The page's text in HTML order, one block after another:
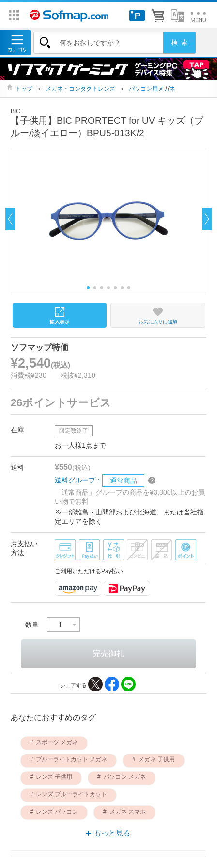
トップ ＞ メガネ・コンタクトレンズ ＞ パソコン用メガネ
BIC
【子供用】BIC PRORTECT for UV キッズ（ブ
ルー/淡イエロー）BPU5-013K/2
お気に入りに追加
ソフマップ特価
¥2,540(税込)
消費税¥230 税抜¥2,310
26ポイントサービス
在庫 限定数終了
お一人様1点まで
送料 ¥550(税込)
送料グループ：
通常商品
「通常商品」グループの商品を¥3,300以上のお買
い物で無料
※一部離島・山間部および北海道、または当社指
定エリアを除く
お支払い
方法
ご利用いただけるPay払い
数量
シェアする
あなたにおすすめのタグ
スポーツ メガネ
ブルーライトカット メガネ メガネ 子供用
レンズ 子供用 パソコン メガネ
レンズ ブルーライトカット
レンズ パソコン メガネ スマホ
メガネ BIC
もっと見る